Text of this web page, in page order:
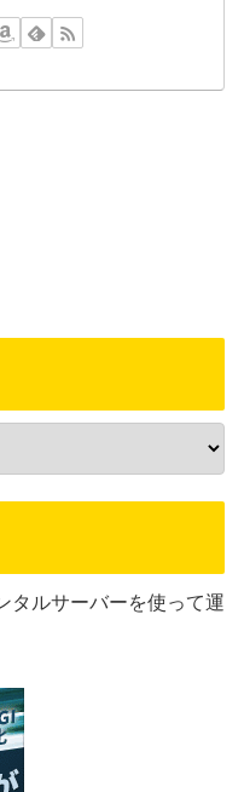
タルサーバーを使って運